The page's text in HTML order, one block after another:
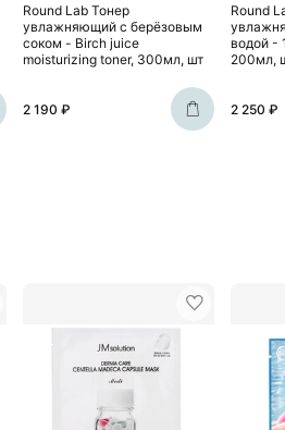
Round Lab Тонер
увлажняющий с берёзовым
соком - Birch juice
moisturizing toner, 300мл, шт
2 190 ₽
Round
водой -
200мл,
2 250 ₽